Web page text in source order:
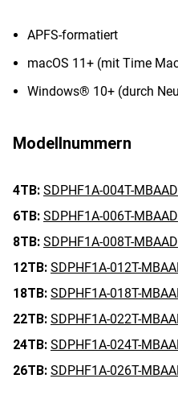
APFS-formatiert
macOS 11+ (mit Time
Windows® 10+ (durch
Modellnummern
4TB: SDPHF1A-004T-MBAAD
6TB: SDPHF1A-006T-MBAAD
8TB: SDPHF1A-008T-MBAAD
12TB: SDPHF1A-012T-
18TB: SDPHF1A-018T-
22TB: SDPHF1A-022T-
24TB: SDPHF1A-024T-
26TB: SDPHF1A-026T-